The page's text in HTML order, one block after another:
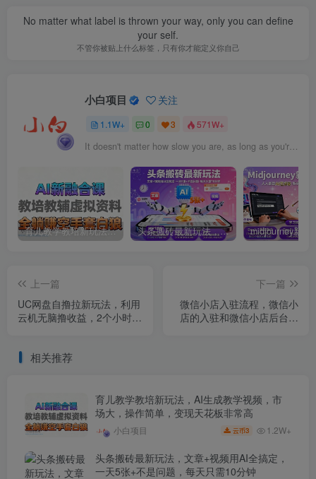
No matter what label is thrown your way, only you can define
your self.
不管你被贴上什么标签，只有你才能定义你自己
小白项目 关注
1.1W+ 0 3 571W+
It doesn't matter how slow you are, as long as you're determined to get there, you'll get there.
育儿教学教培新玩法，AI生成教学视频，市场大，操作简单，变现天花板非常高 头条搬砖最新玩法，文章+视频用AI全搞定，一天5张+不是问题，每天只需10分钟
上一篇
UC网盘自撸拉新玩法，利用
云机无脑撸收益，2个小时到
下一篇
微信小店入驻流程，微信小
店的入驻和微信小店后台的
相关推荐
育儿教学教培新玩法，AI生成教学视频，市
场大，操作简单，变现天花板非常高
小白项目 云币3 1.2W+
头条搬砖最新玩法，文章+视频用AI全搞定，
一天5张+不是问题，每天只需10分钟